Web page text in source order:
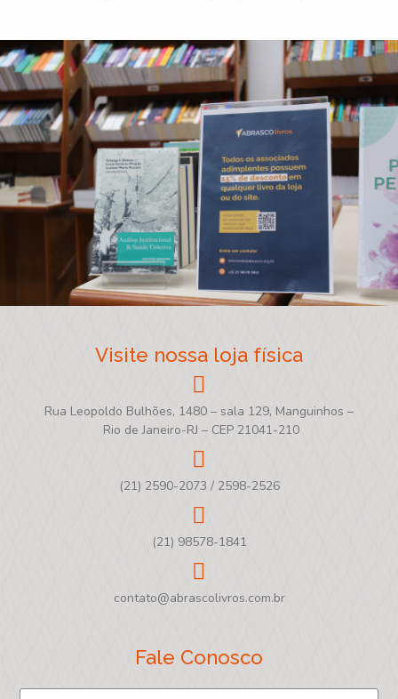
Visite nossa loja física
Rua Leopoldo Bulhões, 1480 – sala 129, Manguinhos –
Rio de Janeiro-RJ – CEP 21041-210
(21) 2590-2073 / 2598-2526
(21) 98578-1841
contato@abrascolivros.com.br
Fale Conosco